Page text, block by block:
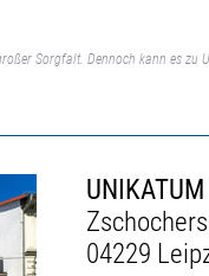
Sorgfalt. Dennoch kann es
04229